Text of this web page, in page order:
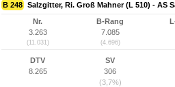
B 248 Salzgitter, Ri. Groß Mahner (L 510) - AS
Nr.
3.263
(11.031)
B-Rang
7.085
(4.696)
DTV
8.265
SV
306
(3,7%)